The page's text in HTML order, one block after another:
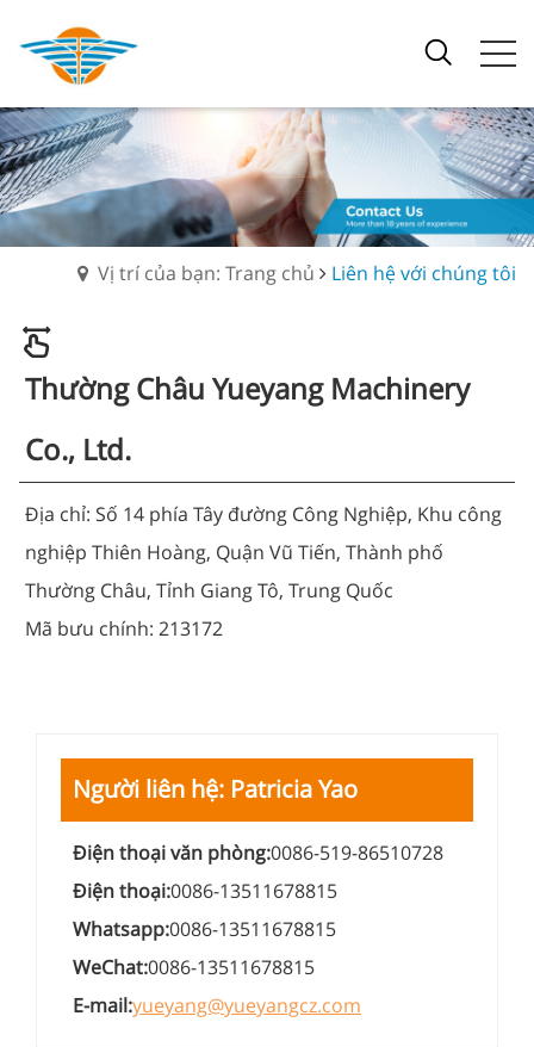
Vị trí của bạn: Trang chủ Liên hệ với chúng tôi
Thường Châu Yueyang Machinery
Co., Ltd.
Địa chỉ: Số 14 phía Tây đường Công Nghiệp, Khu công
nghiệp Thiên Hoàng, Quận Vũ Tiến, Thành phố
Thường Châu, Tỉnh Giang Tô, Trung Quốc
Mã bưu chính: 213172
Người liên hệ: Patricia Yao
Điện thoại văn phòng:0086-519-86510728
Điện thoại:0086-13511678815
Whatsapp:0086-13511678815
WeChat:0086-13511678815
E-mail:yueyang@yueyangcz.com